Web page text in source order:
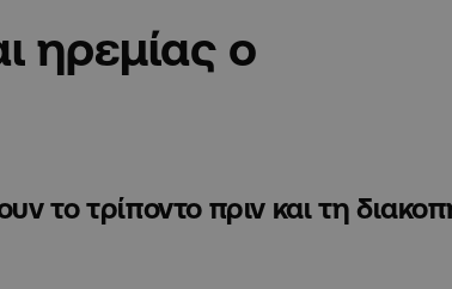
ηρεμίας ο
το τρίποντο πριν και τη